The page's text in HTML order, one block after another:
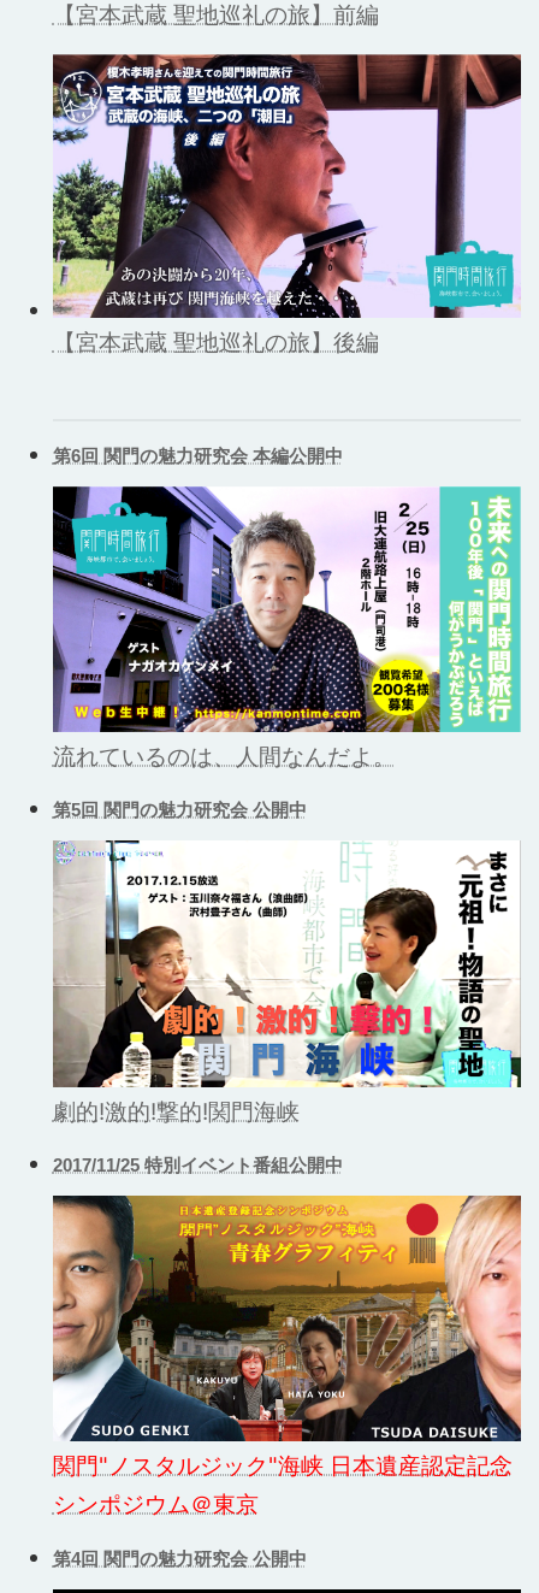
【宮本武蔵 聖地巡礼の旅】前編
【宮本武蔵 聖地巡礼の旅】後編
第6回 関門の魅力研究会 本編公開中
流れているのは、人間なんだよ。
第5回 関門の魅力研究会 公開中
劇的!激的!撃的!関門海峡
2017/11/25 特別イベント番組公開中
関門"ノスタルジック"海峡 日本遺産認定記念
シンポジウム＠東京
第4回 関門の魅力研究会 公開中